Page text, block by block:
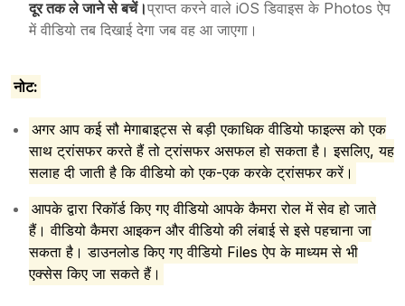
दूर तक ले जाने से बचें।प्राप्त करने वाले iOS डिवाइस के Photos ऐप
में वीडियो तब दिखाई देगा जब वह आ जाएगा।
नोट:
अगर आप कई सौ मेगाबाइट्स से बड़ी एकाधिक वीडियो फाइल्स को एक
साथ ट्रांसफर करते हैं तो ट्रांसफर असफल हो सकता है। इसलिए, यह
सलाह दी जाती है कि वीडियो को एक-एक करके ट्रांसफर करें।
आपके द्वारा रिकॉर्ड किए गए वीडियो आपके कैमरा रोल में सेव हो जाते
हैं। वीडियो कैमरा आइकन और वीडियो की लंबाई से इसे पहचाना जा
सकता है। डाउनलोड किए गए वीडियो Files ऐप के माध्यम से भी
एक्सेस किए जा सकते हैं।